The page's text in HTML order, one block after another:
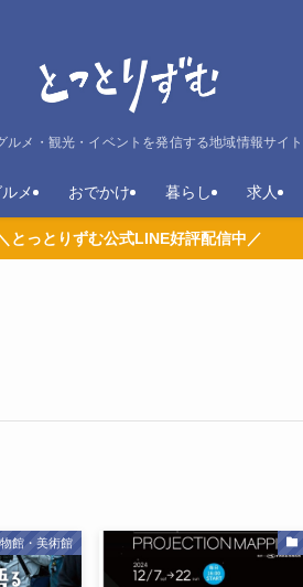
ルメ・観光・イベントを発信する地域情報サイト
メ おでかけ 暮らし 求人
とっとりずむ公式LINE好評配信中／
館・美術館